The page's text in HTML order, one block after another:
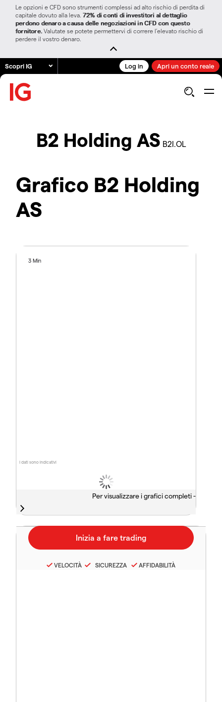
Le opzioni e CFD sono strumenti complessi ad alto rischio di perdita di
capitale dovuto alla leva. 72% di conti di investitori al dettaglio
perdono denaro a causa delle negoziazioni in CFD con questo
fornitore. Valutate se potete permettervi di correre l’elevato rischio di
perdere il vostro denaro.
Scopri IG Log in Apri un conto reale
B2 Holding AS B2I.OL
Grafico B2 Holding
AS
I dati sono indicativi
3 Min
Per visualizzare i grafici completi -
VELOCITÀ SICUREZZA AFFIDABILITÀ